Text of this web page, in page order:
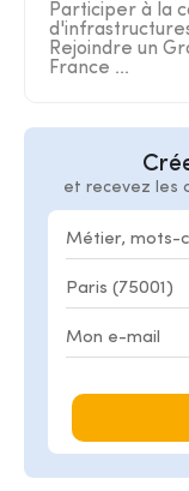
Participer à la
Rejoindre un
France ...
et recevez les